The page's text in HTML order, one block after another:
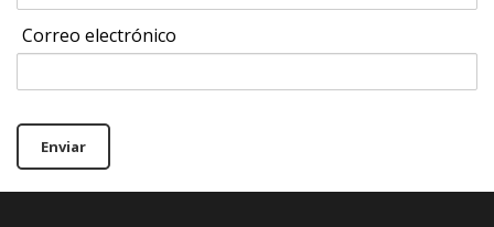
Correo electrónico
Enviar